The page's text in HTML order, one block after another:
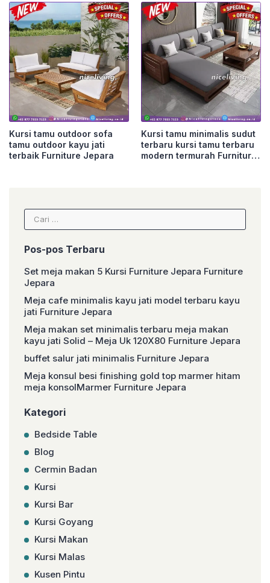
Kursi tamu outdoor sofa
tamu outdoor kayu jati
terbaik Furniture Jepara
Kursi tamu minimalis sudut
terbaru kursi tamu terbaru
modern termurah Furniture
Cari
untuk:
Pos-pos Terbaru
Set meja makan 5 Kursi Furniture Jepara Furniture
Jepara
Meja cafe minimalis kayu jati model terbaru kayu
jati Furniture Jepara
Meja makan set minimalis terbaru meja makan
kayu jati Solid – Meja Uk 120X80 Furniture Jepara
buffet salur jati minimalis Furniture Jepara
Meja konsul besi finishing gold top marmer hitam
meja konsolMarmer Furniture Jepara
Kategori
Bedside Table
Blog
Cermin Badan
Kursi
Kursi Bar
Kursi Goyang
Kursi Makan
Kursi Malas
Kusen Pintu